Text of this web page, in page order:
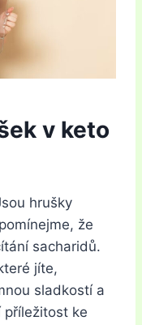
v keto
hrušky
že
sacharidů.
jíte,
sladkostí a
příležitost ke